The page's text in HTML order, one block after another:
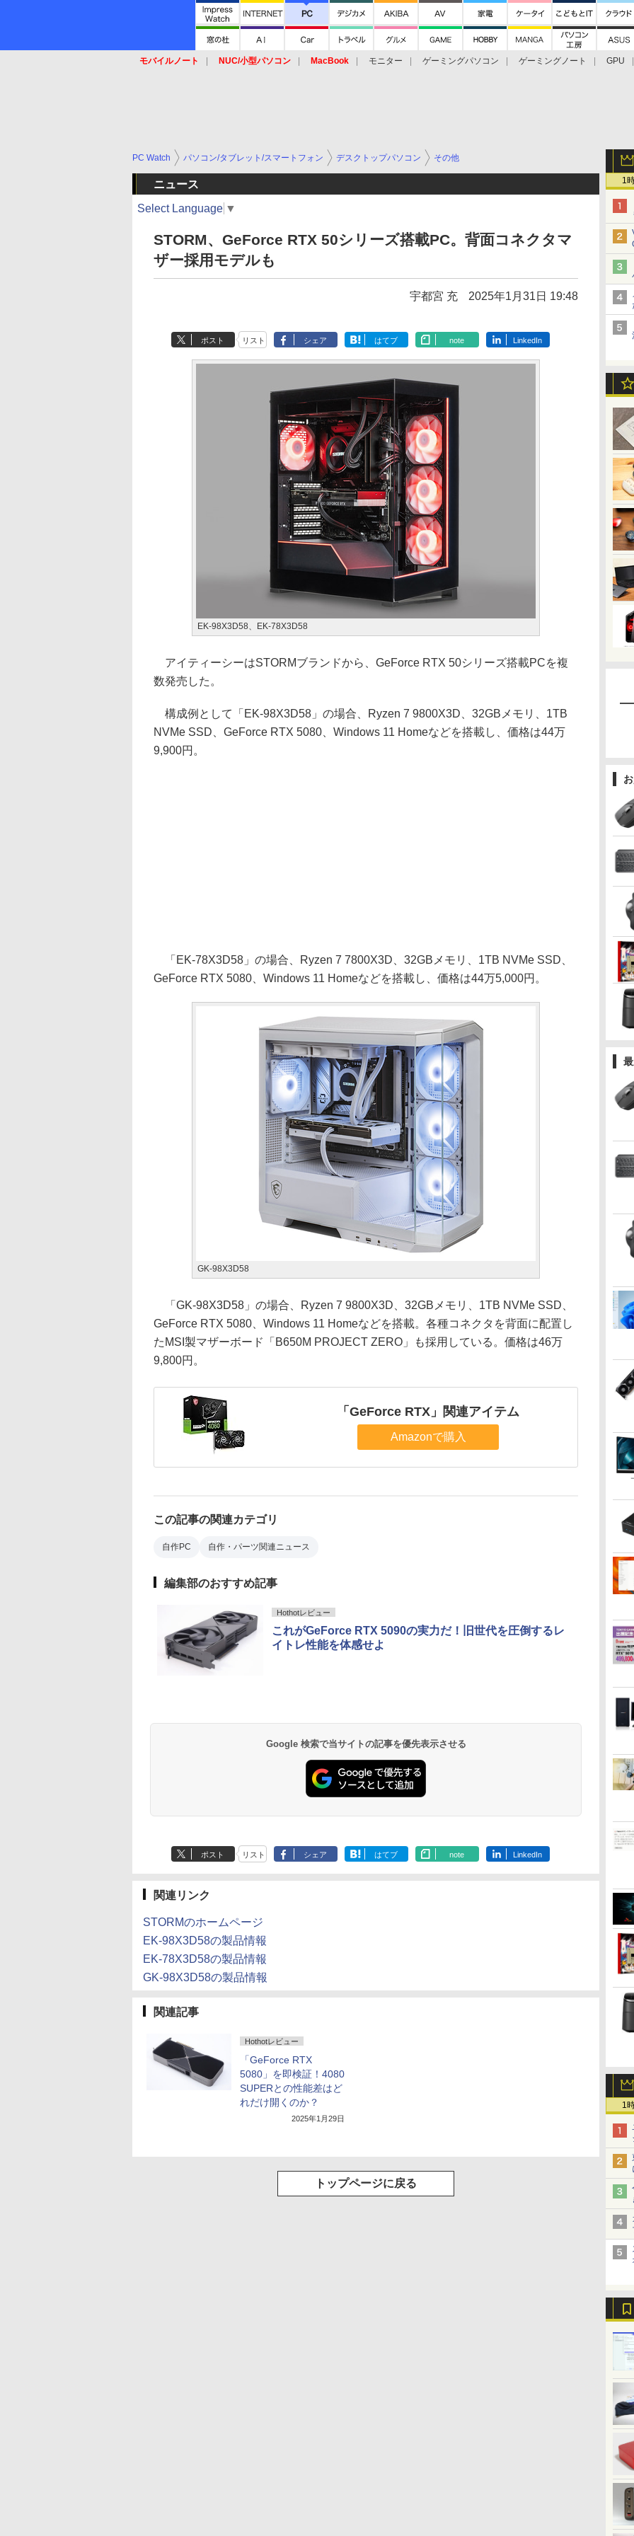
モバイルノート NUC/小型パソコン MacBook モニター ゲーミングパソコン ゲーミングノート
GPU
1
1
PC Watch パソコン/タブレット/スマートフォン デスクトップパソコン その他
ニュース
Select Language ▼
STORM、GeForce RTX 50シリーズ搭載PC。背面コネクタマ
ザー採用モデルも
宇都宮 充 2025年1月31日 19:48
ポスト リスト シェア はてブ note LinkedIn
EK-98X3D58、EK-78X3D58
アイティーシーはSTORMブランドから、GeForce RTX 50シリーズ搭載PCを複
数発売した。
構成例として「EK-98X3D58」の場合、Ryzen 7 9800X3D、32GBメモリ、1TB
NVMe SSD、GeForce RTX 5080、Windows 11 Homeなどを搭載し、価格は44万
9,900円。
「EK-78X3D58」の場合、Ryzen 7 7800X3D、32GBメモリ、1TB NVMe SSD、
GeForce RTX 5080、Windows 11 Homeなどを搭載し、価格は44万5,000円。
GK-98X3D58
「GK-98X3D58」の場合、Ryzen 7 9800X3D、32GBメモリ、1TB NVMe SSD、
GeForce RTX 5080、Windows 11 Homeなどを搭載。各種コネクタを背面に配置し
たMSI製マザーボード「B650M PROJECT ZERO」も採用している。価格は46万
9,800円。
「GeForce RTX」関連アイテム
Amazonで購入
この記事の関連カテゴリ
自作PC 自作・パーツ関連ニュース
編集部のおすすめ記事
Hothotレビュー
これがGeForce RTX 5090の実力だ！旧世代を圧倒するレ
イトレ性能を体感せよ
Google 検索で当サイトの記事を優先表示させる
ポスト リスト シェア はてブ note LinkedIn
関連リンク
STORMのホームページ
EK-98X3D58の製品情報
EK-78X3D58の製品情報
GK-98X3D58の製品情報
関連記事
Hothotレビュー
「GeForce RTX
5080」を即検証！4080
SUPERとの性能差はど
れだけ開くのか？
2025年1月29日
トップページに戻る